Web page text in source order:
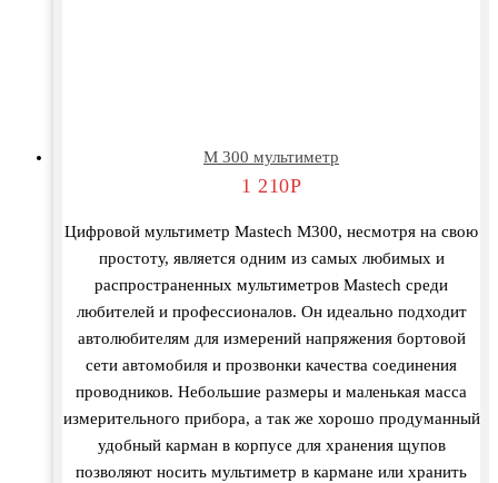
М 300 мультиметр
1 210Р
Цифровой мультиметр Mastech M300, несмотря на свою
простоту, является одним из самых любимых и
распространенных мультиметров Mastech среди
любителей и профессионалов. Он идеально подходит
автолюбителям для измерений напряжения бортовой
сети автомобиля и прозвонки качества соединения
проводников. Небольшие размеры и маленькая масса
измерительного прибора, а так же хорошо продуманный
удобный карман в корпусе для хранения щупов
позволяют носить мультиметр в кармане или хранить